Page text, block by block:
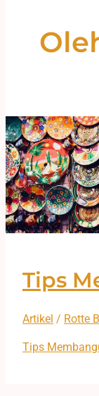
Tips
Artikel / Rotte
Tips